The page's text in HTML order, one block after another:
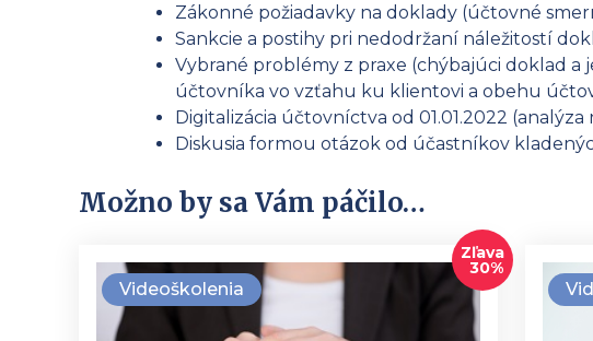
Zákonné požiadavky na doklady (účtovné
Sankcie a postihy pri nedodržaní náležitostí
Vybrané problémy z praxe (chýbajúci doklad
účtovníka vo vzťahu ku klientovi a obehu
Digitalizácia účtovníctva od 01.01.2022
Diskusia formou otázok od účastníkov
Možno by sa Vám páčilo…
Videoškolenia
Zľava
30%